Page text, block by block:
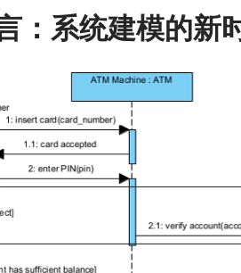
：系统建模的新